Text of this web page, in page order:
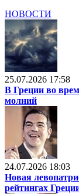
НОВОСТИ
25.07.2026 17:58
В Греции во
молний
24.07.2026 18:03
Новая
рейтингах